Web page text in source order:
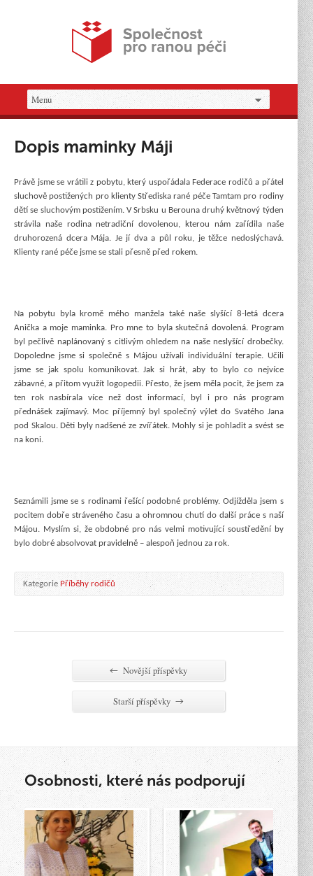
Dopis maminky Máji
Právě jsme se vrátili z pobytu, který uspořádala Federace rodičů a přátel
sluchově postižených pro klienty Střediska rané péče Tamtam pro rodiny
dětí se sluchovým postižením. V Srbsku u Berouna druhý květnový týden
strávila naše rodina netradiční dovolenou, kterou nám zařídila naše
druhorozená dcera Mája. Je jí dva a půl roku, je těžce nedoslýchavá.
Klienty rané péče jsme se stali přesně před rokem.
Na pobytu byla kromě mého manžela také naše slyšící 8-letá dcera
Anička a moje maminka. Pro mne to byla skutečná dovolená. Program
byl pečlivě naplánovaný s citlivým ohledem na naše neslyšící drobečky.
Dopoledne jsme si společně s Májou užívali individuální terapie. Učili
jsme se jak spolu komunikovat. Jak si hrát, aby to bylo co nejvíce
zábavné, a přitom využít logopedii. Přesto, že jsem měla pocit, že jsem za
ten rok nasbírala více než dost informací, byl i pro nás program
přednášek zajímavý. Moc příjemný byl společný výlet do Svatého Jana
pod Skalou. Děti byly nadšené ze zvířátek. Mohly si je pohladit a svést se
na koni.
Seznámili jsme se s rodinami řešící podobné problémy. Odjížděla jsem s
pocitem dobře stráveného času a ohromnou chutí do další práce s naší
Májou. Myslím si, že obdobné pro nás velmi motivující soustředění by
bylo dobré absolvovat pravidelně – alespoň jednou za rok.
Kategorie Příběhy rodičů
← Novější příspěvky
Starší příspěvky →
Osobnosti, které nás podporují